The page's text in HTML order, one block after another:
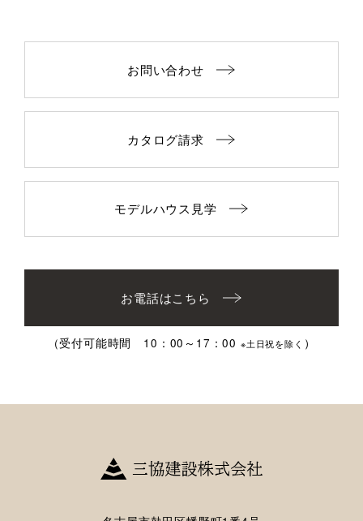
お問い合わせ
カタログ請求
モデルハウス見学
お電話はこちら
（受付可能時間 10：00～17：00 ※土日祝を除く ）